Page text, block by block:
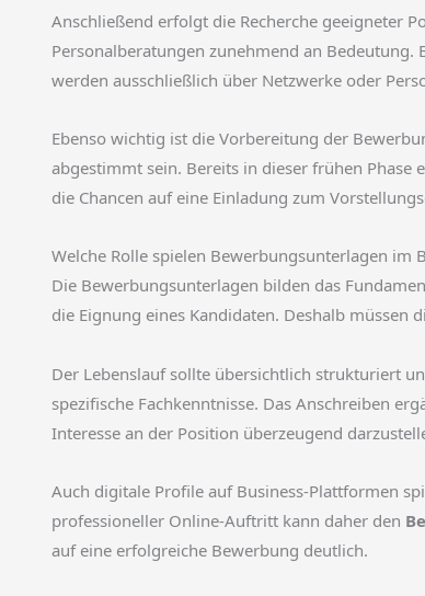
Anschließend erfolgt die Recherche geeigneter
Personalberatungen zunehmend an
werden ausschließlich über Netzwerke oder
Ebenso wichtig ist die Vorbereitung der
abgestimmt sein. Bereits in dieser frühen
die Chancen auf eine Einladung zum
Welche Rolle spielen Bewerbungsunterlagen im
Die Bewerbungsunterlagen bilden das
die Eignung eines Kandidaten. Deshalb
Der Lebenslauf sollte übersichtlich strukturiert
spezifische Fachkenntnisse. Das Anschreiben
Interesse an der Position überzeugend
Auch digitale Profile auf Business-Plattformen
professioneller Online-Auftritt kann daher den
auf eine erfolgreiche Bewerbung deutlich.